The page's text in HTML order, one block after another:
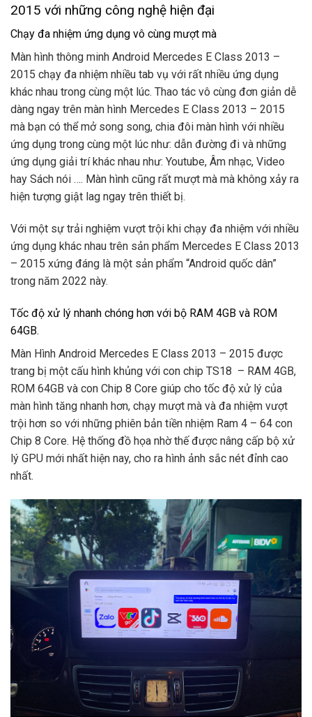
2015 với những công nghệ hiện đại
Chạy đa nhiệm ứng dụng vô cùng mượt mà
Màn hình thông minh Android Mercedes E Class 2013 –
2015 chạy đa nhiệm nhiều tab vụ với rất nhiều ứng dụng
khác nhau trong cùng một lúc. Thao tác vô cùng đơn giản dễ
dàng ngay trên màn hình Mercedes E Class 2013 – 2015
mà bạn có thể mở song song, chia đôi màn hình với nhiều
ứng dụng trong cùng một lúc như: dẫn đường đi và những
ứng dụng giải trí khác nhau như: Youtube, Âm nhạc, Video
hay Sách nói …. Màn hình cũng rất mượt mà mà không xảy ra
hiện tượng giật lag ngay trên thiết bị.
Với một sự trải nghiệm vượt trội khi chạy đa nhiệm với nhiều
ứng dụng khác nhau trên sản phẩm Mercedes E Class 2013
– 2015 xứng đáng là một sản phẩm “Android quốc dân”
trong năm 2022 này.
Tốc độ xử lý nhanh chóng hơn với bộ RAM 4GB và ROM
64GB.
Màn Hình Android Mercedes E Class 2013 – 2015 được
trang bị một cấu hình khủng với con chip TS18 – RAM 4GB,
ROM 64GB và con Chip 8 Core giúp cho tốc độ xử lý của
màn hình tăng nhanh hơn, chạy mượt mà và đa nhiệm vượt
trội hơn so với những phiên bản tiền nhiệm Ram 4 – 64 con
Chip 8 Core. Hệ thống đồ họa nhờ thế được nâng cấp bộ xử
lý GPU mới nhất hiện nay, cho ra hình ảnh sắc nét đỉnh cao
nhất.